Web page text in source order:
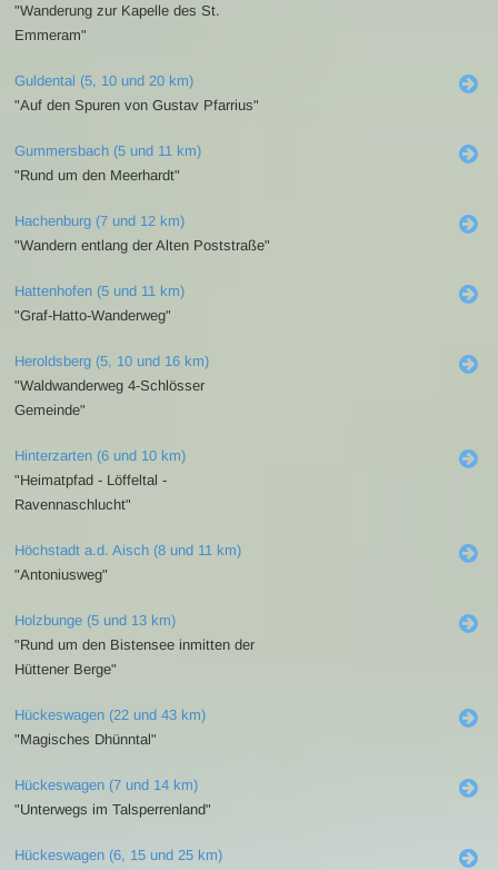
"Wanderung zur Kapelle des St.
Emmeram"
Guldental (5, 10 und 20 km)
"Auf den Spuren von Gustav Pfarrius"
Gummersbach (5 und 11 km)
"Rund um den Meerhardt"
Hachenburg (7 und 12 km)
"Wandern entlang der Alten Poststraße"
Hattenhofen (5 und 11 km)
"Graf-Hatto-Wanderweg"
Heroldsberg (5, 10 und 16 km)
"Waldwanderweg 4-Schlösser
Gemeinde"
Hinterzarten (6 und 10 km)
"Heimatpfad - Löffeltal -
Ravennaschlucht"
Höchstadt a.d. Aisch (8 und 11 km)
"Antoniusweg"
Holzbunge (5 und 13 km)
"Rund um den Bistensee inmitten der
Hüttener Berge"
Hückeswagen (22 und 43 km)
"Magisches Dhünntal"
Hückeswagen (7 und 14 km)
"Unterwegs im Talsperrenland"
Hückeswagen (6, 15 und 25 km)